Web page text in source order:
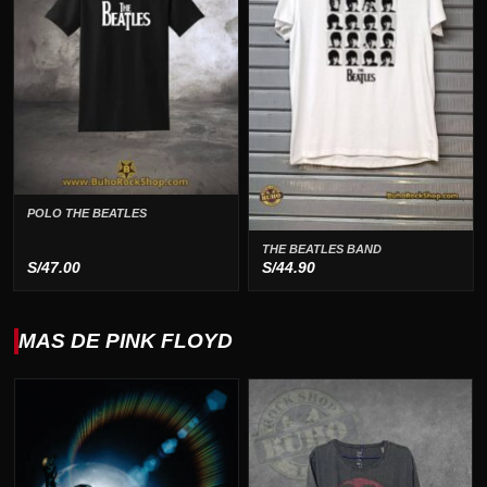
POLO THE BEATLES
S/47.00
THE BEATLES BAND
S/44.90
MAS DE PINK FLOYD